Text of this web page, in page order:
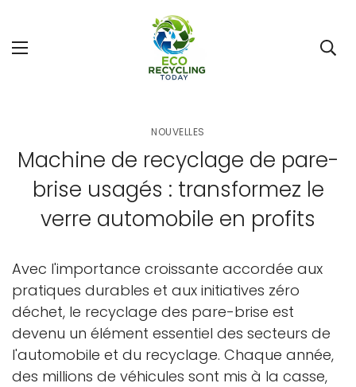
NOUVELLES
Machine de recyclage de pare-
brise usagés : transformez le
verre automobile en profits
Avec l'importance croissante accordée aux
pratiques durables et aux initiatives zéro
déchet, le recyclage des pare-brise est
devenu un élément essentiel des secteurs de
l'automobile et du recyclage. Chaque année,
des millions de véhicules sont mis à la casse,